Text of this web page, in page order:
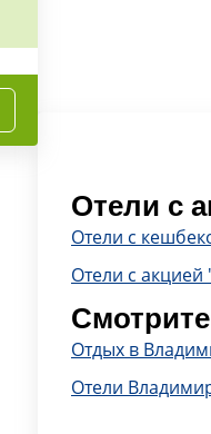
Отели с
Отели с
Отели с
Отдых в
Отели